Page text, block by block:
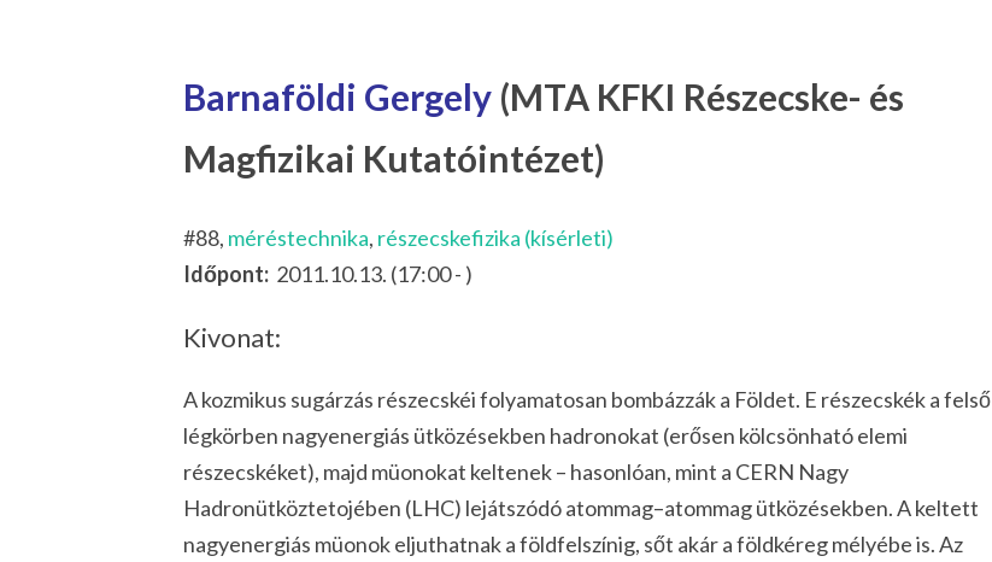
Barnaföldi Gergely (MTA KFKI Részecske- és
Magfizikai Kutatóintézet)
#88, méréstechnika, részecskefizika (kísérleti)
Időpont: 2011.10.13. (17:00 - )
Kivonat:
A kozmikus sugárzás részecskéi folyamatosan bombázzák a Földet. E részecskék a felső
légkörben nagyenergiás ütközésekben hadronokat (erősen kölcsönható elemi
részecskéket), majd müonokat keltenek – hasonlóan, mint a CERN Nagy
Hadronütköztetojében (LHC) lejátszódó atommag–atommag ütközésekben. A keltett
nagyenergiás müonok eljuthatnak a földfelszínig, sőt akár a földkéreg mélyébe is. Az